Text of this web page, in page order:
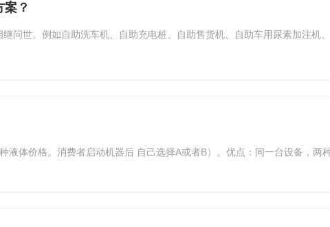
？
问世。例如自助洗车机、自助充电桩、自助售货机、自助车用尿素加注机
液体价格。消费者启动机器后 自己选择A或者B）。优点：同一台设备，两